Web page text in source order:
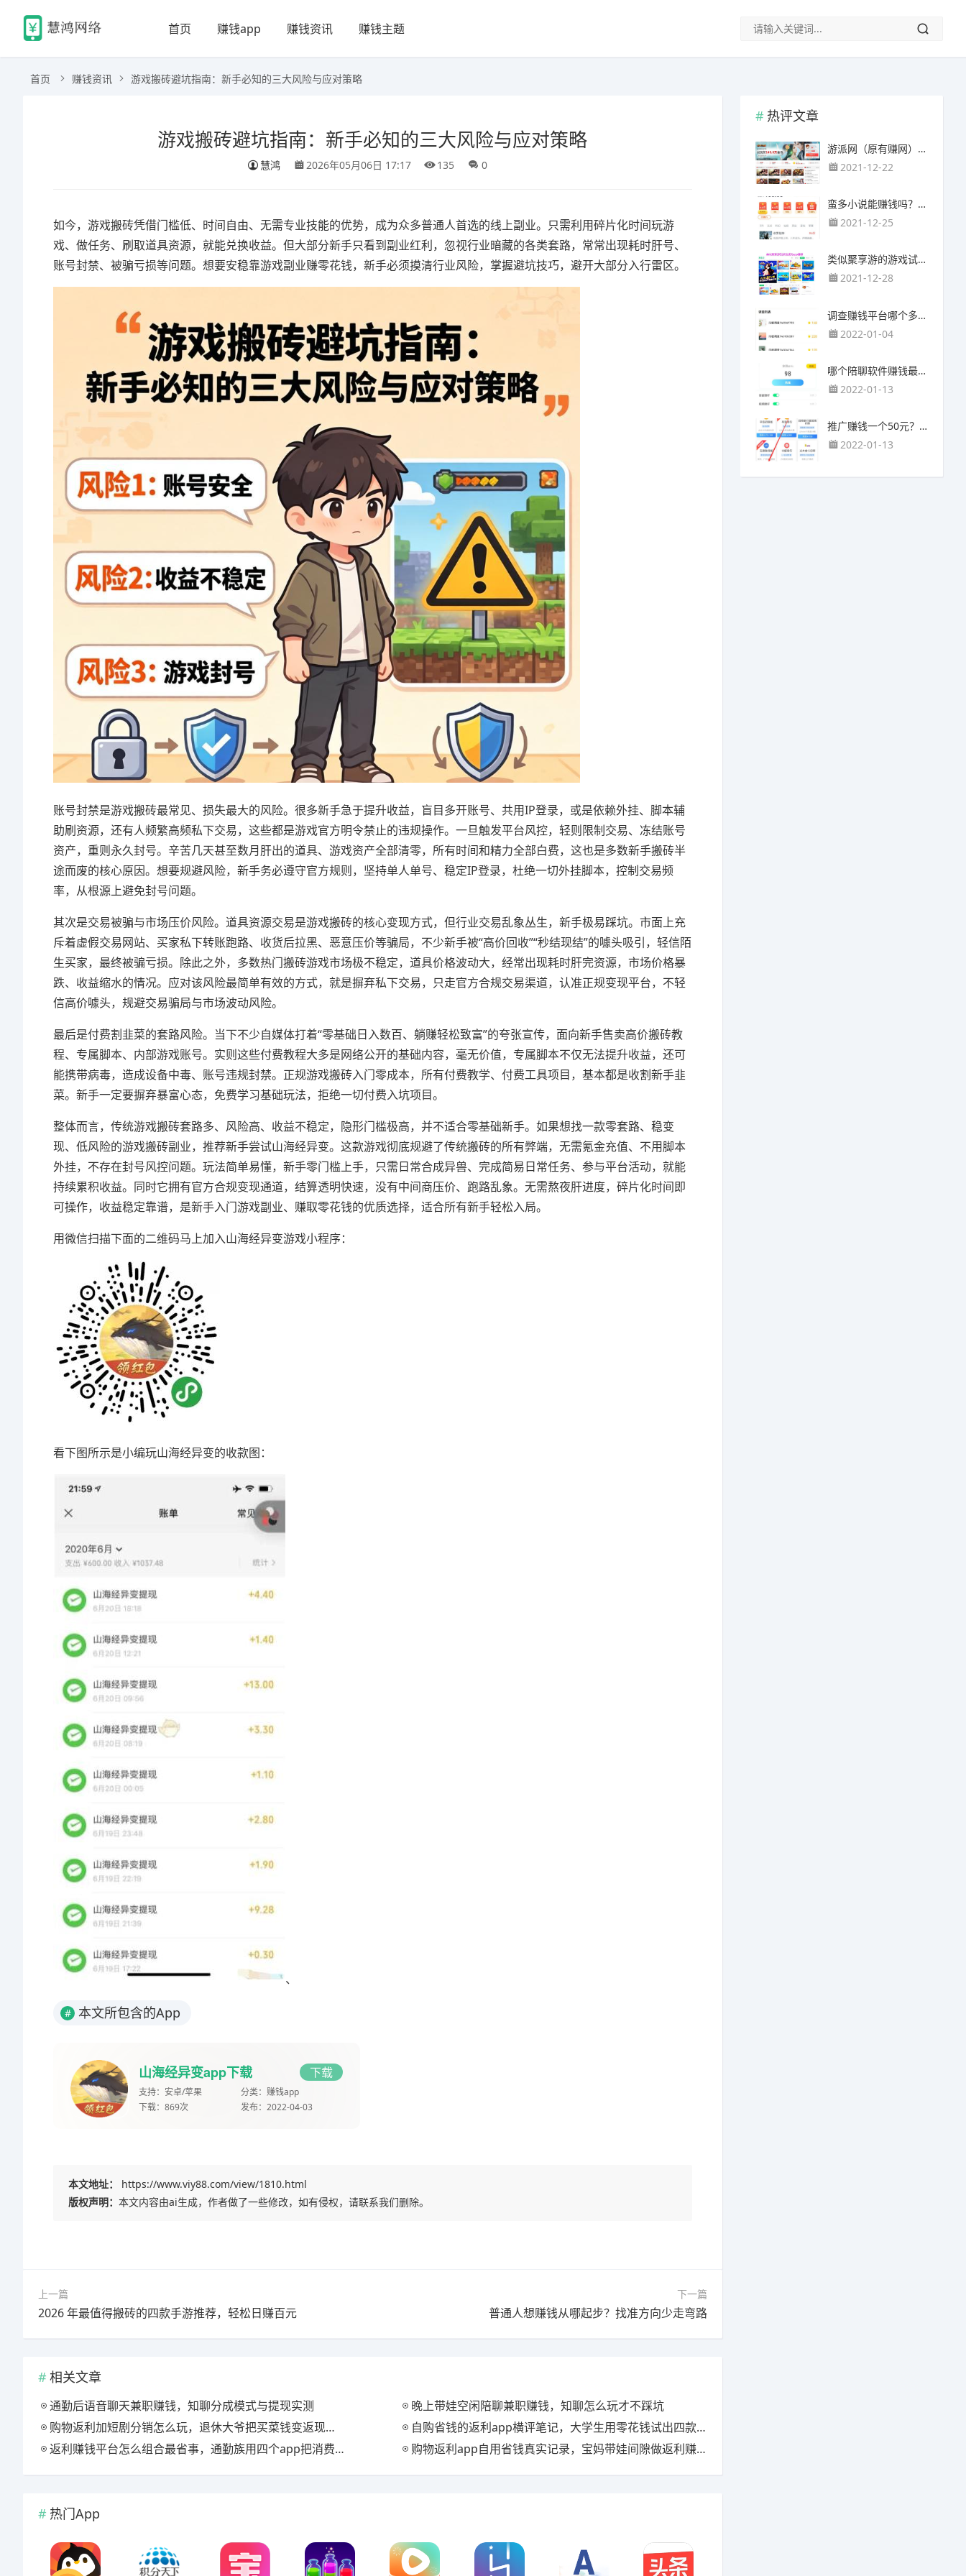
首页 赚钱app 赚钱资讯 赚钱主题
首页 赚钱资讯 游戏搬砖避坑指南：新手必知的三大风险与应对策略
游戏搬砖避坑指南：新手必知的三大风险与应对策略
慧鸿 2026年05月06日 17:17 135 0
如今，游戏搬砖凭借门槛低、时间自由、无需专业技能的优势，成为众多普通人首选的线上副业。只需利用碎片化时间玩游
戏、做任务、刷取道具资源，就能兑换收益。但大部分新手只看到副业红利，忽视行业暗藏的各类套路，常常出现耗时肝号、
账号封禁、被骗亏损等问题。想要安稳靠游戏副业赚零花钱，新手必须摸清行业风险，掌握避坑技巧，避开大部分入行雷区。
账号封禁是游戏搬砖最常见、损失最大的风险。很多新手急于提升收益，盲目多开账号、共用IP登录，或是依赖外挂、脚本辅
助刷资源，还有人频繁高频私下交易，这些都是游戏官方明令禁止的违规操作。一旦触发平台风控，轻则限制交易、冻结账号
资产，重则永久封号。辛苦几天甚至数月肝出的道具、游戏资产全部清零，所有时间和精力全部白费，这也是多数新手搬砖半
途而废的核心原因。想要规避风险，新手务必遵守官方规则，坚持单人单号、稳定IP登录，杜绝一切外挂脚本，控制交易频
率，从根源上避免封号问题。
其次是交易被骗与市场压价风险。道具资源交易是游戏搬砖的核心变现方式，但行业交易乱象丛生，新手极易踩坑。市面上充
斥着虚假交易网站、买家私下转账跑路、收货后拉黑、恶意压价等骗局，不少新手被“高价回收”“秒结现结”的噱头吸引，轻信陌
生买家，最终被骗亏损。除此之外，多数热门搬砖游戏市场极不稳定，道具价格波动大，经常出现耗时肝完资源，市场价格暴
跌、收益缩水的情况。应对该风险最简单有效的方式，就是摒弃私下交易，只走官方合规交易渠道，认准正规变现平台，不轻
信高价噱头，规避交易骗局与市场波动风险。
最后是付费割韭菜的套路风险。当下不少自媒体打着“零基础日入数百、躺赚轻松致富”的夸张宣传，面向新手售卖高价搬砖教
程、专属脚本、内部游戏账号。实则这些付费教程大多是网络公开的基础内容，毫无价值，专属脚本不仅无法提升收益，还可
能携带病毒，造成设备中毒、账号违规封禁。正规游戏搬砖入门零成本，所有付费教学、付费工具项目，基本都是收割新手韭
菜。新手一定要摒弃暴富心态，免费学习基础玩法，拒绝一切付费入坑项目。
整体而言，传统游戏搬砖套路多、风险高、收益不稳定，隐形门槛极高，并不适合零基础新手。如果想找一款零套路、稳变
现、低风险的游戏搬砖副业，推荐新手尝试山海经异变。这款游戏彻底规避了传统搬砖的所有弊端，无需氪金充值、不用脚本
外挂，不存在封号风控问题。玩法简单易懂，新手零门槛上手，只需日常合成异兽、完成简易日常任务、参与平台活动，就能
持续累积收益。同时它拥有官方合规变现通道，结算透明快速，没有中间商压价、跑路乱象。无需熬夜肝进度，碎片化时间即
可操作，收益稳定靠谱，是新手入门游戏副业、赚取零花钱的优质选择，适合所有新手轻松入局。
用微信扫描下面的二维码马上加入山海经异变游戏小程序：
看下图所示是小编玩山海经异变的收款图：
、
# 本文所包含的App
山海经异变app下载 下载
支持： 安卓/苹果 分类： 赚钱app
下载： 869次 发布： 2022-04-03
本文地址：
https://www.viy88.com/view/1810.html
版权声明： 本文内容由ai生成，作者做了一些修改，如有侵权，请联系我们删除。
上一篇
2026 年最值得搬砖的四款手游推荐，轻松日赚百元
下一篇
普通人想赚钱从哪起步？找准方向少走弯路
相关文章
通勤后语音聊天兼职赚钱，知聊分成模式与提现实测
晚上带娃空闲陪聊兼职赚钱，知聊怎么玩才不踩坑
购物返利加短剧分销怎么玩，退休大爷把买菜钱变返现的慢节奏法
自购省钱的返利app横评笔记，大学生用零花钱试出四款能提现的
返利赚钱平台怎么组合最省事，通勤族用四个app把消费变现金流
购物返利app自用省钱真实记录，宝妈带娃间隙做返利赚钱的日常
热门App
热评文章
游派网（原有赚网），主要以试玩游戏赚钱为主
2021-12-22
蛮多小说能赚钱吗？送的100元能提现靠谱吗？
2021-12-25
类似聚享游的游戏试玩app（平台）推荐
2021-12-28
调查赚钱平台哪个多？哪个调查网站正规靠谱？
2022-01-04
哪个陪聊软件赚钱最快？目前陪人聊天可以挣钱的app推荐
2022-01-13
推广赚钱一个50元？我这个一个最高可以赚500元
2022-01-13